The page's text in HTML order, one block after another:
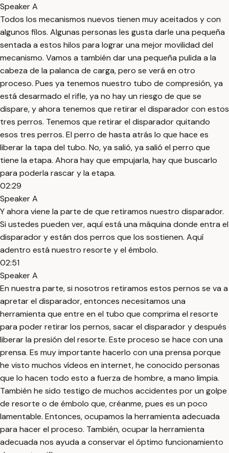
Speaker A
Todos los mecanismos nuevos tienen muy aceitados y con
algunos filos. Algunas personas les gusta darle una pequeña
sentada a estos hilos para lograr una mejor movilidad del
mecanismo. Vamos a también dar una pequeña pulida a la
cabeza de la palanca de carga, pero se verá en otro
proceso. Pues ya tenemos nuestro tubo de compresión, ya
está desarmado el rifle, ya no hay un riesgo de que se
dispare, y ahora tenemos que retirar el disparador con estos
tres perros. Tenemos que retirar el disparador quitando
esos tres perros. El perro de hasta atrás lo que hace es
liberar la tapa del tubo. No, ya salió, ya salió el perro que
tiene la etapa. Ahora hay que empujarla, hay que buscarlo
para poderla rascar y la etapa.
02:29
Speaker A
Y ahora viene la parte de que retiramos nuestro disparador.
Si ustedes pueden ver, aquí está una máquina donde entra el
disparador y están dos perros que los sostienen. Aquí
adentro está nuestro resorte y el émbolo.
02:51
Speaker A
En nuestra parte, si nosotros retiramos estos pernos se va a
apretar el disparador, entonces necesitamos una
herramienta que entre en el tubo que comprima el resorte
para poder retirar los pernos, sacar el disparador y después
liberar la presión del resorte. Este proceso se hace con una
prensa. Es muy importante hacerlo con una prensa porque
he visto muchos vídeos en internet, he conocido personas
que lo hacen todo esto a fuerza de hombre, a mano limpia.
También he sido testigo de muchos accidentes por un golpe
de resorte o de émbolo que, créanme, pues es un poco
lamentable. Entonces, ocupamos la herramienta adecuada
para hacer el proceso. También, ocupar la herramienta
adecuada nos ayuda a conservar el óptimo funcionamiento